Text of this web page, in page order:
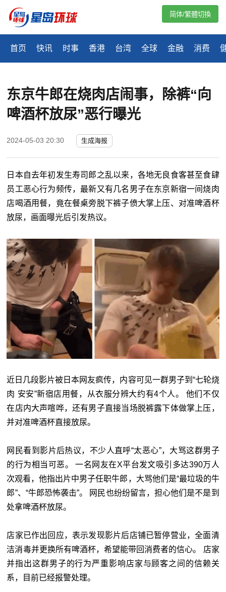
首页 快讯 时事 香港 台湾 全球 金融 消费
简体/繁體切換
东京牛郎在烧肉店闹事，除裤“向
啤酒杯放尿”恶行曝光
2024-05-03 20:30 生成海报
日本自去年初发生寿司郎之乱以来，各地无良食客甚至食肆
员工恶心行为频传，最新又有几名男子在东京新宿一间烧肉
店喝酒用餐，竟在餐桌旁脱下裤子偾大掌上压、对准啤酒杯
放尿，画面曝光后引发热议。
近日几段影片被日本网友疯传，内容可见一群男子到“七轮烧
肉 安安”新宿店用餐，从衣服分辨大约有4个人。 他们不仅
在店内大声喧哗，还有男子直接当场脱裤露下体做掌上压，
并对准啤酒杯直接放尿。
网民看到影片后热议，不少人直呼“太恶心”，大骂这群男子
的行为相当可恶。 一名网友在X平台发文吸引多达390万人
次观看，他指出片中男子任职牛郎，大骂他们是“最垃圾的牛
郎”、“牛郎恐怖袭击”。 网民也纷纷留言，担心他们是不是到
处拿啤酒杯放尿。
店家已作出回应，表示发现影片后店铺已暂停营业，全面清
洁消毒并更换所有啤酒杯，希望能带回消费者的信心。 店家
并指出这群男子的行为严重影响店家与顾客之间的信赖关
系，目前已经报警处理。